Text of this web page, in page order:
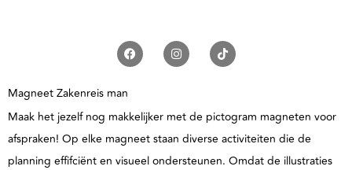
Magneet Zakenreis man
Maak het jezelf nog makkelijker met de pictogram magneten voor
afspraken! Op elke magneet staan diverse activiteiten die de
planning effifciënt en visueel ondersteunen. Omdat de illustraties